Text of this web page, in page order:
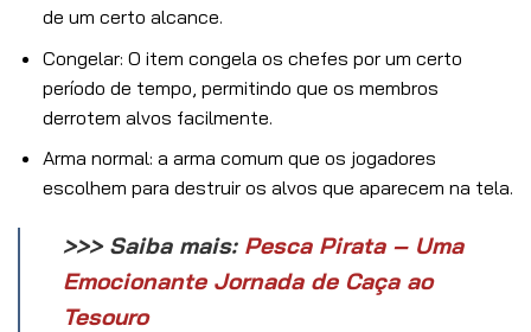
de um certo alcance.
Congelar: O item congela os chefes por um certo
período de tempo, permitindo que os membros
derrotem alvos facilmente.
Arma normal: a arma comum que os jogadores
escolhem para destruir os alvos que aparecem na tela.
>>> Saiba mais: Pesca Pirata – Uma
Emocionante Jornada de Caça ao
Tesouro